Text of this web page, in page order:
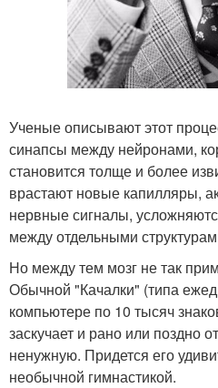
Ученые описывают этот
синапсы между нейронами,
становится толще и более
врастают новые капилляры,
нервные сигналы,
между отдельными
Но между тем мозг не так
Обычной "Качалки" (типа
компьютере по 10 тысяч
заскучает и рано или поздно
ненужную. Придется его
необычной гимнастикой.